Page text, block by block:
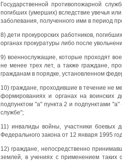
Государственной противопожарной
погибших (умерших) вследствие увечья
заболевания, полученного ими в период
8) дети прокурорских работников,
органах прокуратуры либо после
9) военнослужащие, которые проходят
не менее трех лет, а также граждане,
гражданам в порядке, установленном
10) граждане, проходившие в течение не
формированиях и органах на воинских
подпунктом "а" пункта 2 и подпунктами
службе";
11) инвалиды войны, участники боевых
Федерального закона от 12 января 1995
12) граждане, непосредственно
землей, в учениях с применением таких